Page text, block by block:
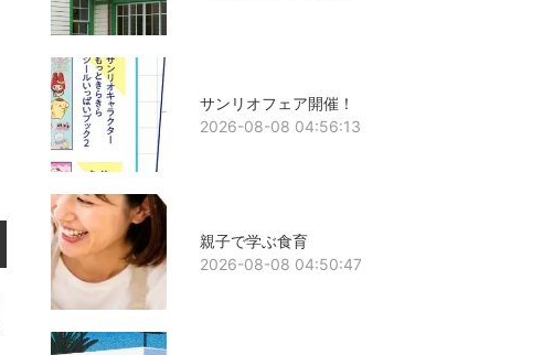
サンリオフェア開催！
2026-08-08 04:56:13
親子で学ぶ食育
2026-08-08 04:50:47